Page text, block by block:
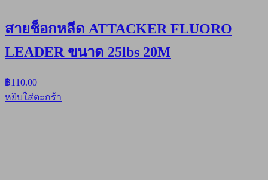
สายช็อกหลีด ATTACKER FLUORO
LEADER ขนาด 25lbs 20M
฿110.00
หยิบใส่ตะกร้า